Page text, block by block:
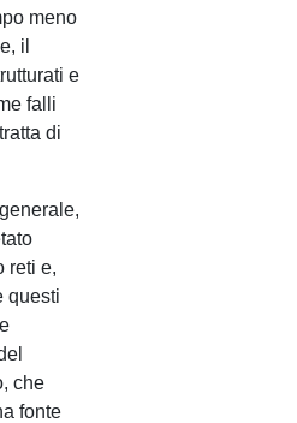
meno
il
e
falli
di
reti e,
questi
che
fonte